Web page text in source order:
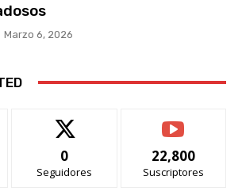
Marzo 6, 2026
0
Seguidores
22,800
Suscriptores